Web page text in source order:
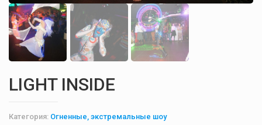
LIGHT INSIDE
Категория: Огненные, экстремальные шоу